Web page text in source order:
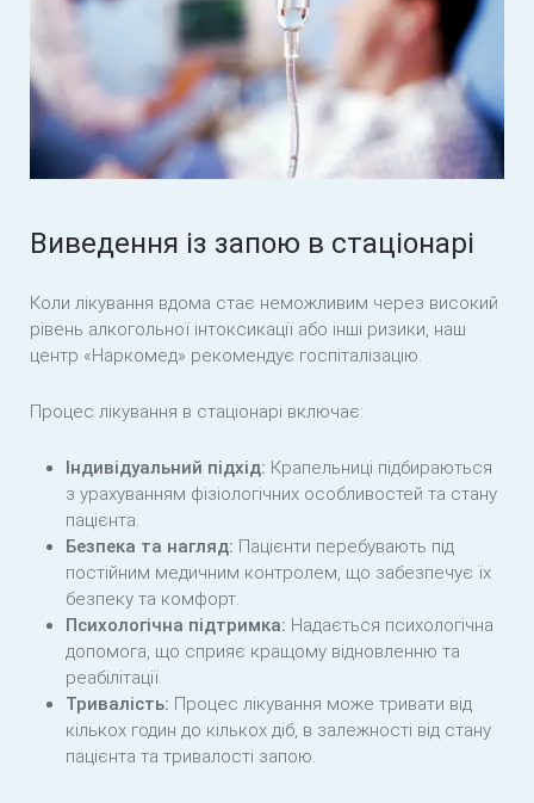
Виведення із запою в стаціонарі
Коли лікування вдома стає неможливим через високий
рівень алкогольної інтоксикації або інші ризики, наш
центр «Наркомед» рекомендує госпіталізацію.
Процес лікування в стаціонарі включає:
Індивідуальний підхід: Крапельниці підбираються
з урахуванням фізіологічних особливостей та стану
пацієнта.
Безпека та нагляд: Пацієнти перебувають під
постійним медичним контролем, що забезпечує їх
безпеку та комфорт.
Психологічна підтримка: Надається психологічна
допомога, що сприяє кращому відновленню та
реабілітації.
Тривалість: Процес лікування може тривати від
кількох годин до кількох діб, в залежності від стану
пацієнта та тривалості запою.